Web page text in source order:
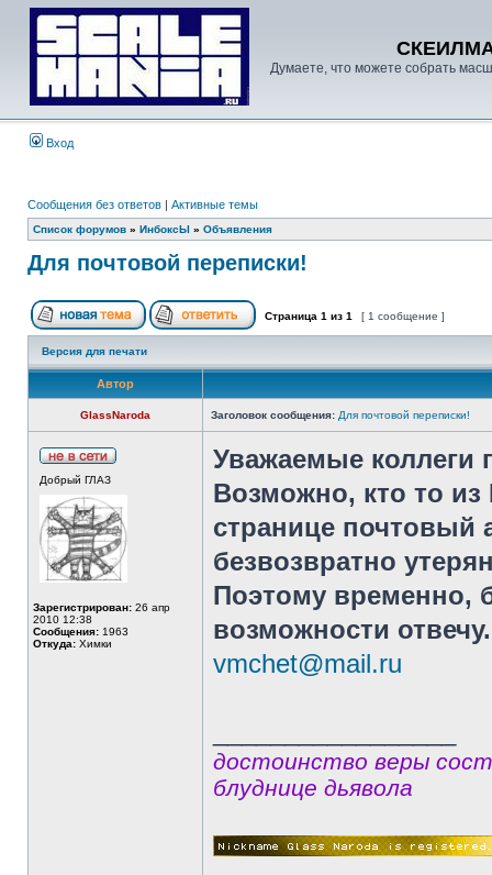
Думаете, что можете собрать
Вход
Сообщения без ответов | Активные темы
Список форумов » ИнбоксЫ » Объявления
Для почтовой переписки!
Страница 1 из 1 [ 1 сообщение ]
Версия для печати
Автор
GlassNaroda Заголовок сообщения: Для почтовой переписки!
Добрый ГЛАЗ
Зарегистрирован: 26 апр
2010 12:38
Сообщения: 1963
Откуда: Химки
Уважаемые коллеги
Возможно, кто то из
странице почтовый
безвозвратно
Поэтому временно,
возможности отвечу.
vmchet@mail.ru
достоинство веры
блуднице дьявола